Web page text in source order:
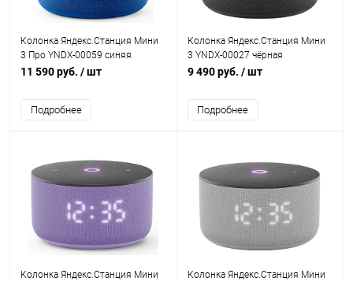
Колонка Яндекс.Станция Мини
3 Про YNDX-00059 синяя
11 590 руб. / шт
Подробнее
Колонка Яндекс.Станция Мини
3 YNDX-00027 чёрная
9 490 руб. / шт
Подробнее
Колонка Яндекс.Станция Мини
Колонка Яндекс.Станция Мини